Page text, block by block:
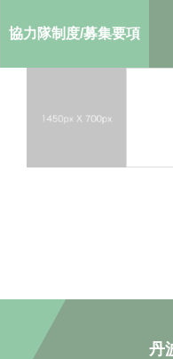
協力隊制度/募集要項
丹